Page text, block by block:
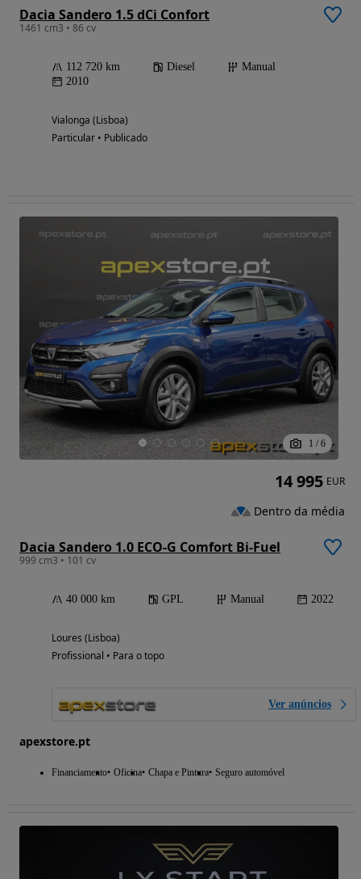
Dacia Sandero 1.5 dCi Confort
1461 cm3 • 86 cv
112 720 km Diesel
Manual
2010
Vialonga (Lisboa)
Particular • Publicado
1 / 6
Dacia Sandero 1.0 ECO-G Comfort Bi-Fuel
999 cm3 • 101 cv
40 000 km GPL Manual 2022
Loures (Lisboa)
Profissional • Para o topo
Ver anúncios
apexstore.pt
Financiamento Oficina Chapa e Pintura Seguro automóvel
14 995 EUR
Dentro da média